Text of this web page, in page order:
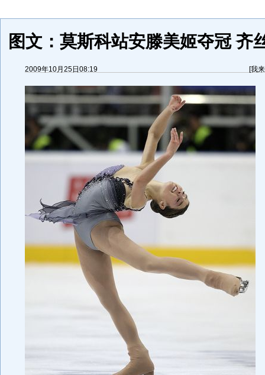
图文：莫斯科站安滕美姬夺冠 齐
2009年10月25日08:19 [我